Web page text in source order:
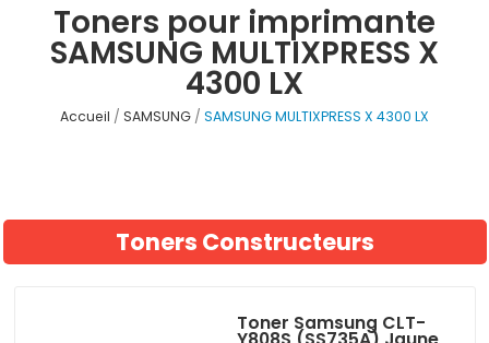
Toners pour imprimante
SAMSUNG MULTIXPRESS X
4300 LX
Accueil SAMSUNG SAMSUNG MULTIXPRESS X 4300 LX
Toners Constructeurs
Toner Samsung CLT-